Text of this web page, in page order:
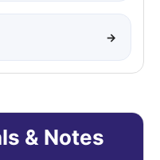
→
& Notes